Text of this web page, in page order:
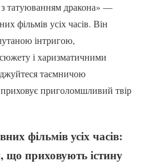
з татуюванням дракона» —
фільмів усіх часів. Він
інтригою,
і харизматичними
таємничою
приголомшливий твір
фільмів усіх часів:
що приховують істину